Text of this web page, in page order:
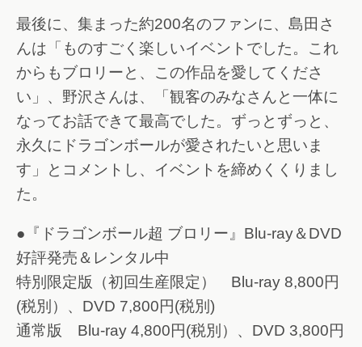
最後に、集まった約200名のファンに、島田さ
んは「ものすごく楽しいイベントでした。これ
からもブロリーと、この作品を愛してくださ
い」、野沢さんは、「観客のみなさんと一体に
なってお話できて最高でした。ずっとずっと、
永久にドラゴンボールが愛されたいと思いま
す」とコメントし、イベントを締めくくりまし
た。
●『ドラゴンボール超 ブロリー』Blu-ray＆DVD
好評発売＆レンタル中
特別限定版（初回生産限定） Blu-ray 8,800円
(税別）、DVD 7,800円(税別)
通常版 Blu-ray 4,800円(税別）、DVD 3,800円